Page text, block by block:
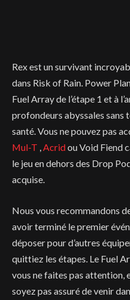
Rex est un survivant
dans Risk of Rain. Power
Fuel Array de l’étape 1 et à
profondeurs abyssales sans
santé. Vous ne pouvez pas
Mul-T ,Acridou Void Fiend
le jeu en dehors des Drop
acquise.
Nous vous recommandons
avoir terminé le premier
déposer pour d’autres
quittiez les étapes. Le Fuel
vous ne faites pas attention,
soyez pas assuré de venir